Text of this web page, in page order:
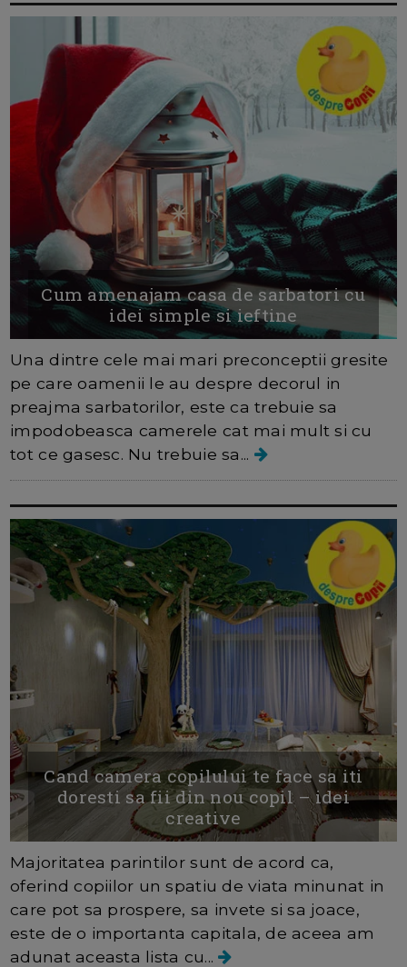
Cum amenajam casa de sarbatori cu
idei simple si ieftine
Una dintre cele mai mari preconceptii gresite
pe care oamenii le au despre decorul in
preajma sarbatorilor, este ca trebuie sa
impodobeasca camerele cat mai mult si cu
tot ce gasesc. Nu trebuie sa...
Cand camera copilului te face sa iti
doresti sa fii din nou copil – idei
creative
Majoritatea parintilor sunt de acord ca,
oferind copiilor un spatiu de viata minunat in
care pot sa prospere, sa invete si sa joace,
este de o importanta capitala, de aceea am
adunat aceasta lista cu...